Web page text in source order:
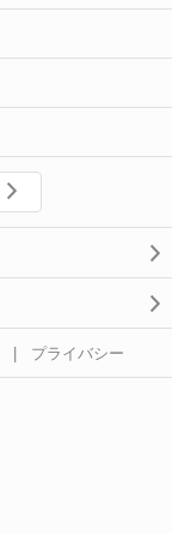
| プライバシー